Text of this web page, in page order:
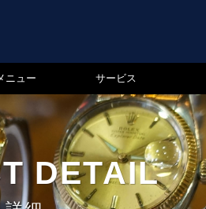
ニュー サービス
DETAIL